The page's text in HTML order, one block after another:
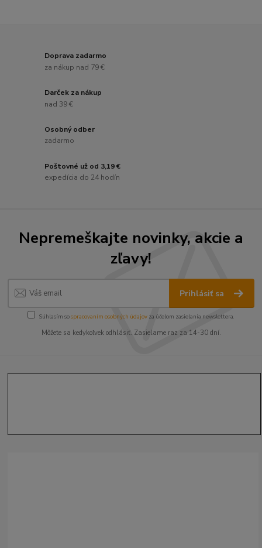
Doprava zadarmo
za nákup nad 79 €
Darček za nákup
nad 39 €
Osobný odber
zadarmo
Poštovné už od 3,19 €
expedícia do 24 hodín
Nepremeškajte novinky, akcie a
zľavy!
Prihlásiť sa
Súhlasím sospracovaním osobných údajov za účelom zasielania newslettera.
Môžete sa kedykoľvek odhlásiť. Zasielame raz za 14-30 dní.